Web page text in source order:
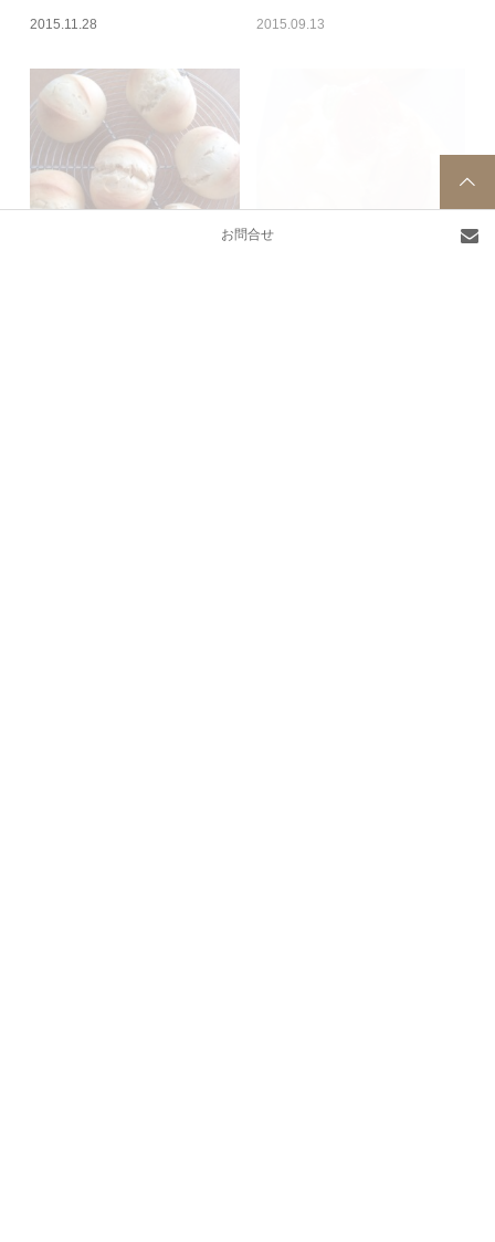
2015.11.28 2015.09.13